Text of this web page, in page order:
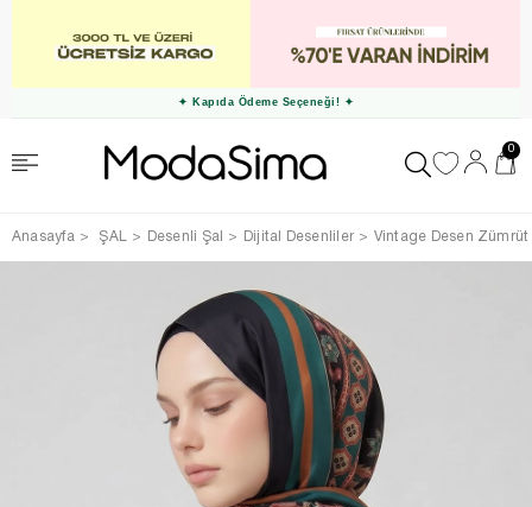
✦ Kapıda Ödeme Seçeneği! ✦
0
Anasayfa ŞAL Desenli Şal Dijital Desenliler Vintage Desen Zümrüt